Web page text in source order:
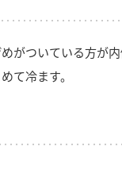
がついている方が
て冷ます。